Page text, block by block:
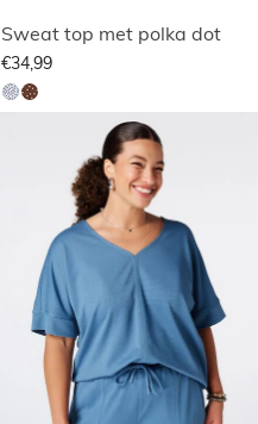
Sweat top met polka dot
€34,99